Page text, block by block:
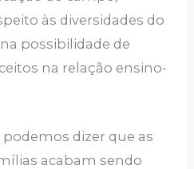
às diversidades do
possibilidade de
na relação ensino-
dizer que as
acabam sendo